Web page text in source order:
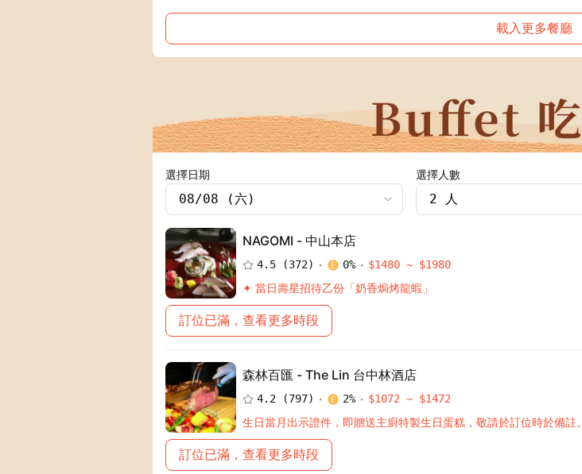
載入更多餐廳
選擇日期 選擇人數
NAGOMI - 中山本店
4.5 (372) 0% $1480 ~ $1980
✦ 當日壽星招待乙份「奶香焗烤龍蝦」
訂位已滿，查看更多時段
森林百匯 - The Lin 台中林酒店
4.2 (797) 2% $1072 ~ $1472
生日當月出示證件，即贈送主廚特製生日蛋糕，敬請於訂位時於備註。
訂位已滿，查看更多時段